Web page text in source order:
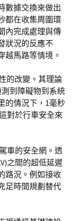
數據交換來做出
都在收集周圍環
內完成處理與傳
狀況的反應不
越馬路等情境。
的改變。其理論
到障礙物到系統
的情況下，1毫秒
對於行車安全來
車的安全網。透
之間的超低延遲
路況。例如接收
足時間規劃替代